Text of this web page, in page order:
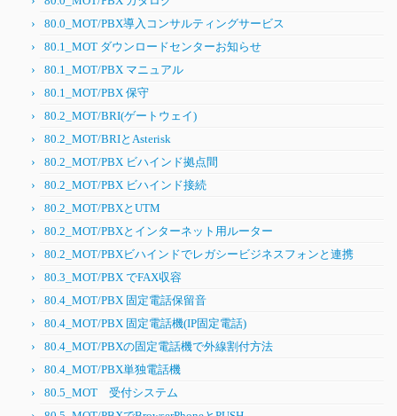
80.0_MOT/PBX導入コンサルティングサービス
80.1_MOT ダウンロードセンターお知らせ
80.1_MOT/PBX マニュアル
80.1_MOT/PBX 保守
80.2_MOT/BRI(ゲートウェイ)
80.2_MOT/BRIとAsterisk
80.2_MOT/PBX ビハインド拠点間
80.2_MOT/PBX ビハインド接続
80.2_MOT/PBXとUTM
80.2_MOT/PBXとインターネット用ルーター
80.2_MOT/PBXビハインドでレガシービジネスフォンと連携
80.3_MOT/PBX でFAX収容
80.4_MOT/PBX 固定電話保留音
80.4_MOT/PBX 固定電話機(IP固定電話)
80.4_MOT/PBXの固定電話機で外線割付方法
80.4_MOT/PBX単独電話機
80.5_MOT 受付システム